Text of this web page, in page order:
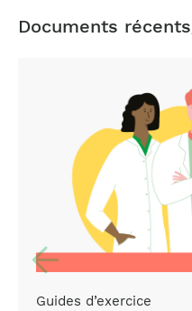
Documents
Guides d’exercice